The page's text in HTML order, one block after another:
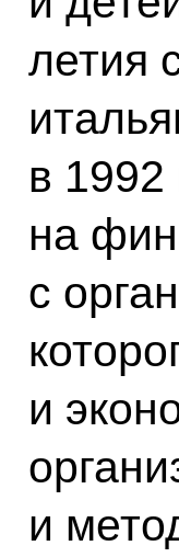
летия
в 1992
на
с
и
и